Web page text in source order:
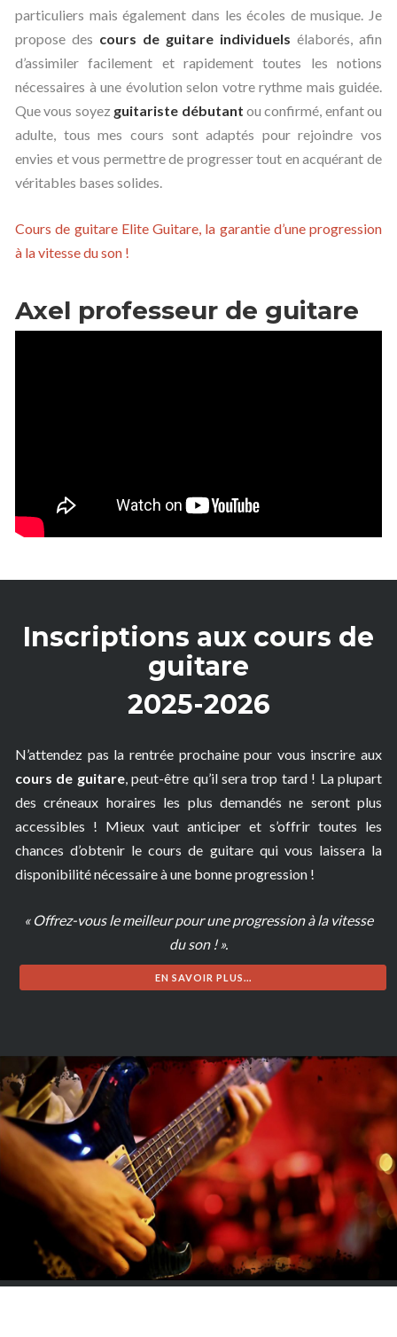
particuliers mais également dans les écoles de musique. Je
propose des cours de guitare individuels élaborés, afin
d’assimiler facilement et rapidement toutes les notions
nécessaires à une évolution selon votre rythme mais guidée.
Que vous soyez guitariste débutant ou confirmé, enfant ou
adulte, tous mes cours sont adaptés pour rejoindre vos
envies et vous permettre de progresser tout en acquérant de
véritables bases solides.
Cours de guitare Elite Guitare, la garantie d’une progression
à la vitesse du son !
Axel professeur de guitare
Inscriptions aux cours de
guitare
2025-2026
N’attendez pas la rentrée prochaine pour vous inscrire aux
cours de guitare, peut-être qu’il sera trop tard ! La plupart
des créneaux horaires les plus demandés ne seront plus
accessibles ! Mieux vaut anticiper et s’offrir toutes les
chances d’obtenir le cours de guitare qui vous laissera la
disponibilité nécessaire à une bonne progression !
« Offrez-vous le meilleur pour une progression à la vitesse
du son ! ».
EN SAVOIR PLUS...